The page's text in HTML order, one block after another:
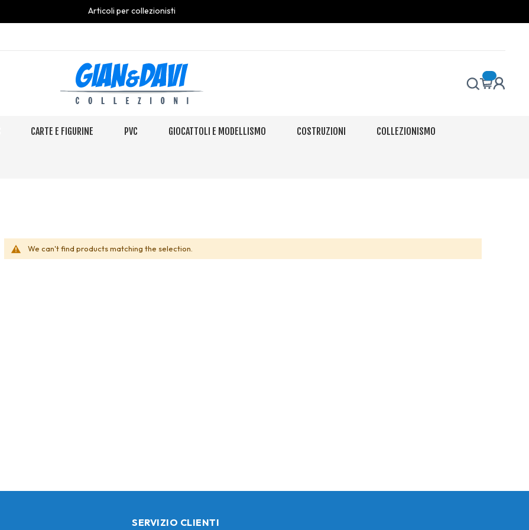
Articoli per collezionisti
CARTE E FIGURINE PVC GIOCATTOLI E MODELLISMO COSTRUZIONI COLLEZIONISMO
We can't find products matching the selection.
SERVIZIO CLIENTI